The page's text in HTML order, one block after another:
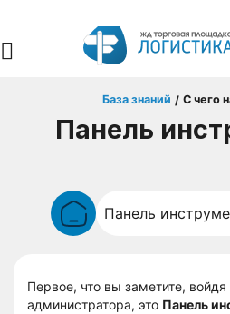
База знаний / С чего
Панель
Первое, что вы заметите, войдя
администратора, это Панель